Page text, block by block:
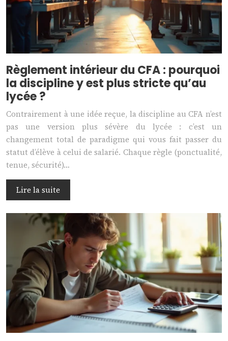
Règlement intérieur du CFA : pourquoi
la discipline y est plus stricte qu’au
lycée ?
Contrairement à une idée reçue, la discipline au CFA n’est
pas une version plus sévère du lycée : c’est un
changement total de paradigme qui vous fait passer du
statut d’élève à celui de salarié. Chaque règle (ponctualité,
tenue, sécurité)…
Lire la suite